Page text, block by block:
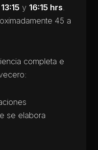
13:15 y 16:15 hrs.
45 a
completa e
se elabora